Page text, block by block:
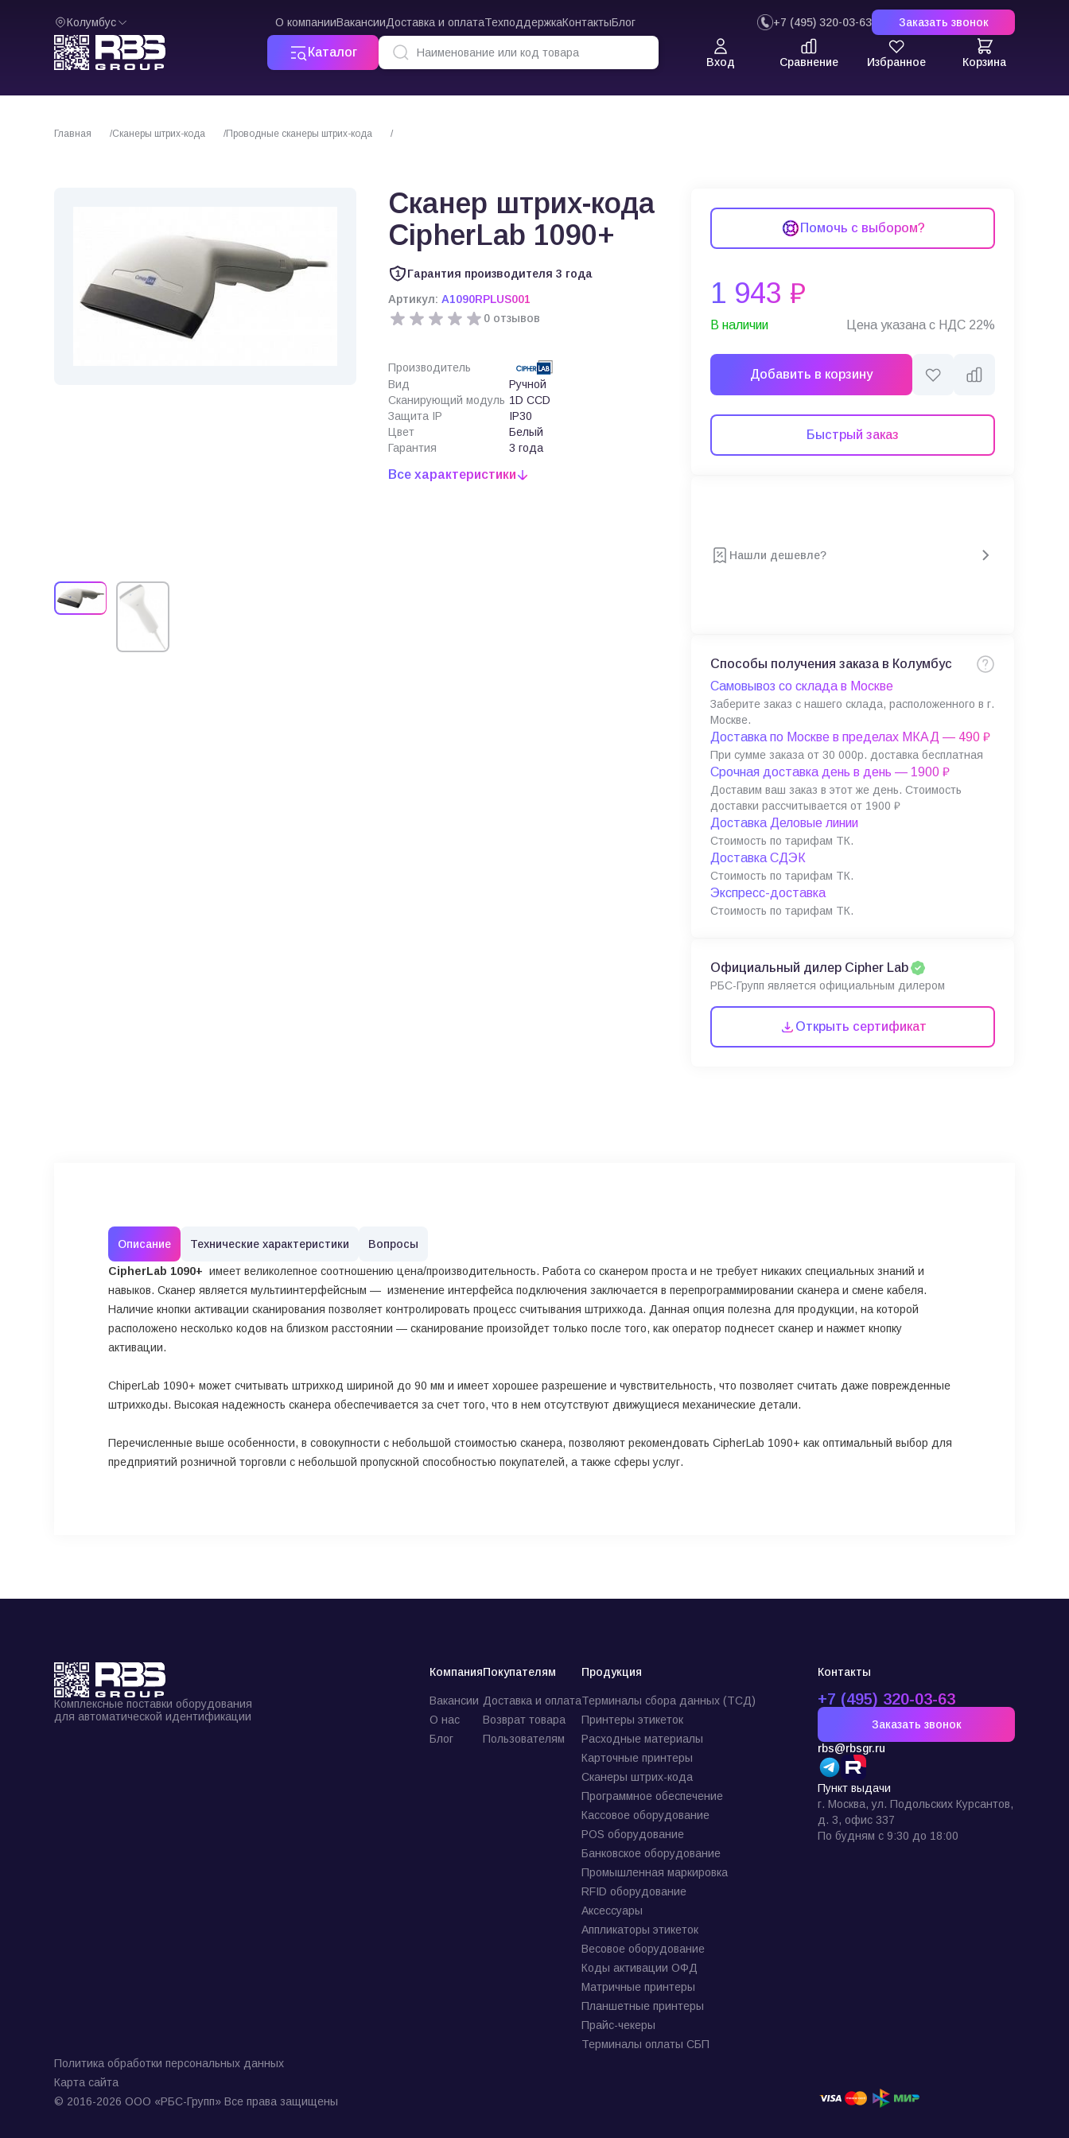
Колумбус О компанииВакансииДоставка и оплатаТехподдержкаКонтактыБлог +7 (495) 320-03-63 Заказать звонок
Каталог
Вход Сравнение Избранное Корзина
Главная Сканеры штрих-кода Проводные сканеры штрих-кода Сканер штрих-кода CipherLab 1090+
Сканер штрих-кода
CipherLab 1090+
Гарантия производителя 3 года
Артикул: A1090RPLUS001
0 отзывов
Производитель
Вид
Ручной
Сканирующий модуль 1D CCD
Защита IP
IP30
Цвет
Белый
Гарантия
3 года
Все характеристики
Помочь с выбором?
1 943 ₽
В наличии Цена указана с НДС 22%
Добавить в корзину
Быстрый заказ
Нашли дешевле?
Способы получения заказа в Колумбус
Самовывоз со склада в Москве
Заберите заказ с нашего склада, расположенного в г.
Москве.
Доставка по Москве в пределах МКАД — 490 ₽
При сумме заказа от 30 000р. доставка бесплатная
Срочная доставка день в день — 1900 ₽
Доставим ваш заказ в этот же день. Стоимость
доставки рассчитывается от 1900 ₽
Доставка Деловые линии
Стоимость по тарифам ТК.
Доставка СДЭК
Стоимость по тарифам ТК.
Экспресс-доставка
Стоимость по тарифам ТК.
Официальный дилер Cipher Lab
РБС-Групп является официальным дилером
Открыть сертификат
Описание Технические характеристики Вопросы
CipherLab 1090+ имеет великолепное соотношению цена/производительность. Работа со сканером проста и не требует никаких специальных знаний и
навыков. Сканер является мультиинтерфейсным — изменение интерфейса подключения заключается в перепрограммировании сканера и смене кабеля.
Наличие кнопки активации сканирования позволяет контролировать процесс считывания штрихкода. Данная опция полезна для продукции, на которой
расположено несколько кодов на близком расстоянии — сканирование произойдет только после того, как оператор поднесет сканер и нажмет кнопку
активации.
ChiperLab 1090+ может считывать штрихкод шириной до 90 мм и имеет хорошее разрешение и чувствительность, что позволяет считать даже поврежденные
штрихкоды. Высокая надежность сканера обеспечивается за счет того, что в нем отсутствуют движущиеся механические детали.
Перечисленные выше особенности, в совокупности с небольшой стоимостью сканера, позволяют рекомендовать CipherLab 1090+ как оптимальный выбор для
предприятий розничной торговли с небольшой пропускной способностью покупателей, а также сферы услуг.
Комплексные поставки оборудования
для автоматической идентификации
Компания
Вакансии
О нас
Блог
Покупателям
Доставка и оплата
Возврат товара
Пользователям
Продукция
Терминалы сбора данных (ТСД)
Принтеры этикеток
Расходные материалы
Карточные принтеры
Сканеры штрих-кода
Программное обеспечение
Кассовое оборудование
POS оборудование
Банковское оборудование
Промышленная маркировка
RFID оборудование
Аксессуары
Аппликаторы этикеток
Весовое оборудование
Коды активации ОФД
Матричные принтеры
Планшетные принтеры
Прайс-чекеры
Терминалы оплаты СБП
Контакты
+7 (495) 320-03-63
Заказать звонок
rbs@rbsgr.ru
Пункт выдачи
г. Москва, ул. Подольских Курсантов,
д. 3, офис 337
По будням с 9:30 до 18:00
Политика обработки персональных данных
Карта сайта
© 2016-2026 ООО «РБС-Групп» Все права защищены